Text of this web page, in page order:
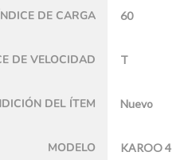
DE CARGA 60
DE VELOCIDAD T
DEL ÍTEM Nuevo
MODELO KAROO 4